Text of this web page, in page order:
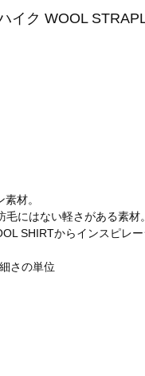
イク WOOL
材。
にはない軽さがある素材。
SHIRTからインスピレ
さの単位